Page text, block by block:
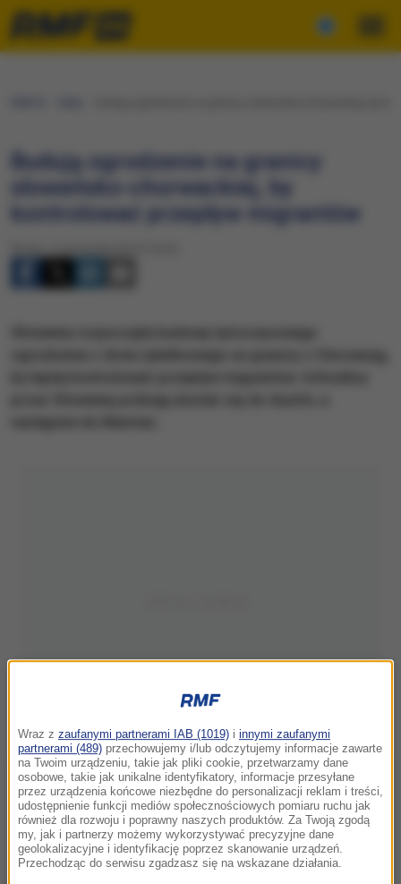
Budują ogrodzenie na granicy
słoweńsko-chorwackiej, by
kontrolować przepływ migrantów
Wraz z zaufanymi partnerami IAB (1019) i innymi zaufanymi
partnerami (489) przechowujemy i/lub odczytujemy informacje zawarte
na Twoim urządzeniu, takie jak pliki cookie, przetwarzamy dane
osobowe, takie jak unikalne identyfikatory, informacje przesyłane
przez urządzenia końcowe niezbędne do personalizacji reklam i treści,
udostępnienie funkcji mediów społecznościowych pomiaru ruchu jak
również dla rozwoju i poprawny naszych produktów. Za Twoją zgodą
my, jak i partnerzy możemy wykorzystywać precyzyjne dane
geolokalizacyjne i identyfikację poprzez skanowanie urządzeń.
Przechodząc do serwisu zgadzasz się na wskazane działania.